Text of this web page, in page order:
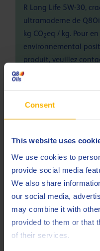
Consent
This website uses
We use cookies to
provide social media
We also share
our social media,
may combine it with
provided to them or that
of their services.
R Long Life 5W-30,
ultramoderne de
kg CO2eq / kg. Pour
environnemental
produit, veuillez
d'informations,
ACEA
Fiat
MB
MB